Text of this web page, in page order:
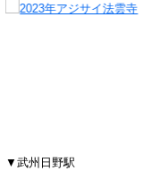
▼武州日野駅